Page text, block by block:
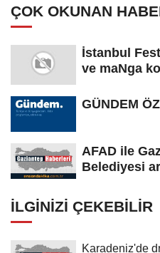
ÇOK OKUNAN
İstanbul
ve maNga
GÜNDEM
AFAD ile
Belediyesi
İLGINIZI ÇEKEBILIR
Karadeniz'de